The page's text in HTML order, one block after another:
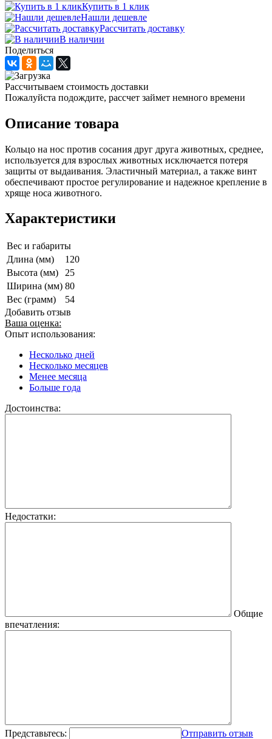
Купить в 1 клик
Нашли дешевле
Рассчитать доставку
В наличии
Поделиться
Рассчитываем стоимость доставки
Пожалуйста подождите, рассчет займет немного времени
Описание товара
Кольцо на нос против сосания друг друга животных, среднее,
используется для взрослых животных исключается потеря
защиты от выдаивания. Эластичный материал, а также винт
обеспечивают простое регулирование и надежное крепление в
хряще носа животного.
Характеристики
Вес и габариты
Длина (мм)
120
Высота (мм)
25
Ширина (мм) 80
Вес (грамм)
54
Добавить отзыв
Ваша оценка:
Опыт использования:
Несколько дней
Несколько месяцев
Менее месяца
Больше года
Достоинства:
Недостатки:
Общие
впечатления:
Представьтесь: Отправить отзыв